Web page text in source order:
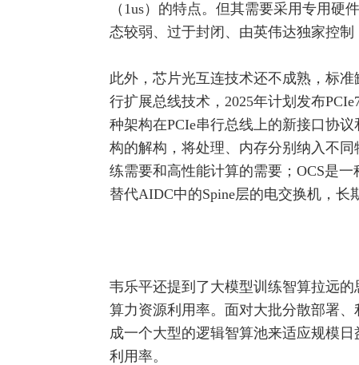
（1us）的特点。但其需要采用专用硬
态较弱、过于封闭、由英伟达独家控
此外，芯片光互连技术还不成熟，标
行扩展总线技术，2025年计划发布
种架构在PCIe串行总线上的新接口协
构的解构，将处理、内存分别纳入不
练需要和高性能计算的需要；OCS是
替代AIDC中的Spine层的电交换机，长
韦乐平还提到了大模型训练智算拉远
算力资源利用率。面对大批分散部署
成一个大型的逻辑智算池来适应规模
利用率。